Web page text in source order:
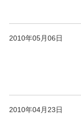
2010年05月06日
2010年04月23日